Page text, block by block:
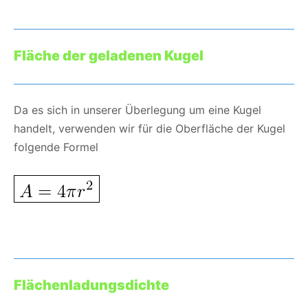
Fläche der geladenen Kugel
Da es sich in unserer Überlegung um eine Kugel
handelt, verwenden wir für die Oberfläche der Kugel
folgende Formel
Flächenladungsdichte